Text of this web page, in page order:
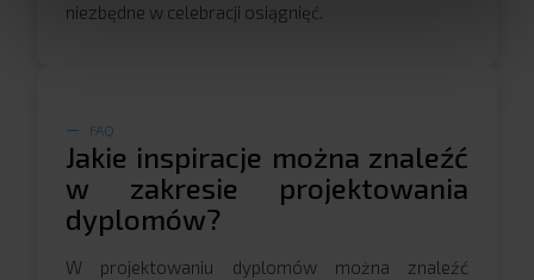
niezbędne w celebracji osiągnięć.
FAQ
Jakie inspiracje można znaleźć
w zakresie projektowania
dyplomów?
W projektowaniu dyplomów można znaleźć